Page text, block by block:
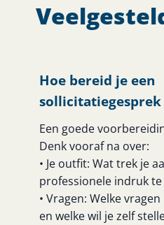
Hoe bereid je een
sollicitatiegesprek
Een goede
Denk vooraf na over:
• Je outfit: Wat trek je
professionele indruk te
• Vragen: Welke
en welke wil je zelf